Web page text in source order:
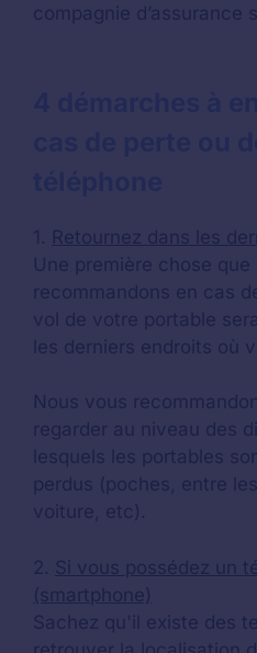
compagnie d’assurance
1. Retournez dans les
Une première chose que
recommandons en cas
vol de votre portable
les derniers endroits où
Nous vous
regarder au niveau des
lesquels les portables
perdus (poches, entre
voiture, etc).
2. Si vous possédez un
(smartphone)
Sachez qu'il existe des